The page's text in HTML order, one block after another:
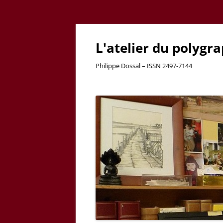
L'atelier du
Philippe Dossal – ISSN 2497-7144